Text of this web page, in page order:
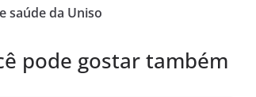
saúde da Uniso
pode gostar também